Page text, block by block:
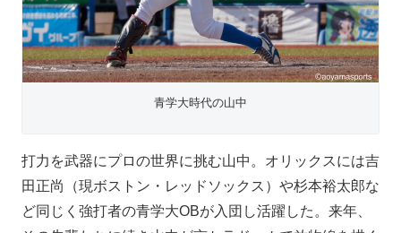
青学大時代の山中
打力を武器にプロの世界に挑む山中。オリックスには吉
田正尚（現ボストン・レッドソックス）や杉本裕太郎な
ど同じく強打者の青学大OBが入団し活躍した。来年、